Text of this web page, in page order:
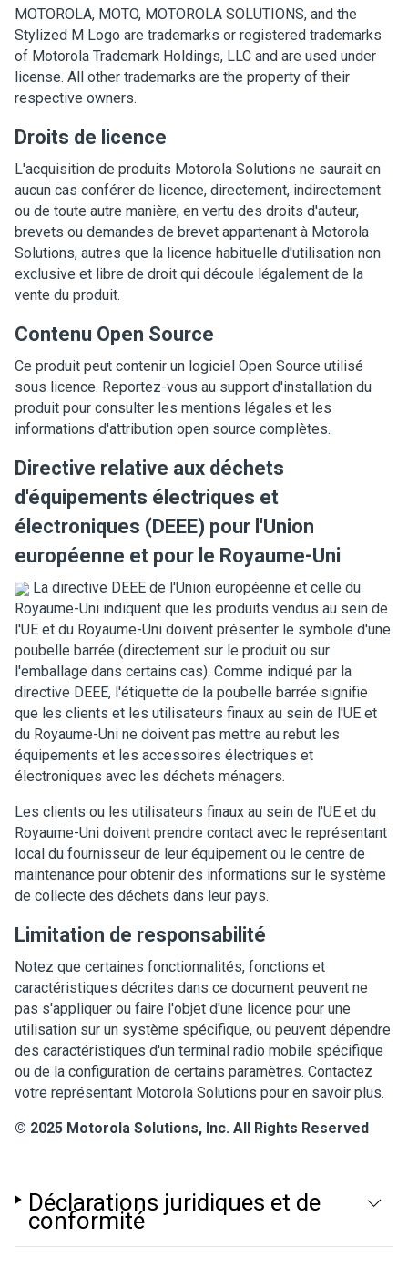
MOTOROLA, MOTO, MOTOROLA SOLUTIONS, and the
Stylized M Logo are trademarks or registered trademarks
of Motorola Trademark Holdings, LLC and are used under
license. All other trademarks are the property of their
respective owners.
Droits de licence
L'acquisition de produits Motorola Solutions ne saurait en
aucun cas conférer de licence, directement, indirectement
ou de toute autre manière, en vertu des droits d'auteur,
brevets ou demandes de brevet appartenant à Motorola
Solutions, autres que la licence habituelle d'utilisation non
exclusive et libre de droit qui découle légalement de la
vente du produit.
Contenu Open Source
Ce produit peut contenir un logiciel Open Source utilisé
sous licence. Reportez-vous au support d'installation du
produit pour consulter les mentions légales et les
informations d'attribution open source complètes.
Directive relative aux déchets
d'équipements électriques et
électroniques (DEEE) pour l'Union
européenne et pour le Royaume-Uni
La directive DEEE de l'Union européenne et celle du
Royaume-Uni indiquent que les produits vendus au sein de
l'UE et du Royaume-Uni doivent présenter le symbole d'une
poubelle barrée (directement sur le produit ou sur
l'emballage dans certains cas). Comme indiqué par la
directive DEEE, l'étiquette de la poubelle barrée signifie
que les clients et les utilisateurs finaux au sein de l'UE et
du Royaume-Uni ne doivent pas mettre au rebut les
équipements et les accessoires électriques et
électroniques avec les déchets ménagers.
Les clients ou les utilisateurs finaux au sein de l'UE et du
Royaume-Uni doivent prendre contact avec le représentant
local du fournisseur de leur équipement ou le centre de
maintenance pour obtenir des informations sur le système
de collecte des déchets dans leur pays.
Limitation de responsabilité
Notez que certaines fonctionnalités, fonctions et
caractéristiques décrites dans ce document peuvent ne
pas s'appliquer ou faire l'objet d'une licence pour une
utilisation sur un système spécifique, ou peuvent dépendre
des caractéristiques d'un terminal radio mobile spécifique
ou de la configuration de certains paramètres. Contactez
votre représentant Motorola Solutions pour en savoir plus.
© 2025 Motorola Solutions, Inc. All Rights Reserved
Déclarations juridiques et de
conformité